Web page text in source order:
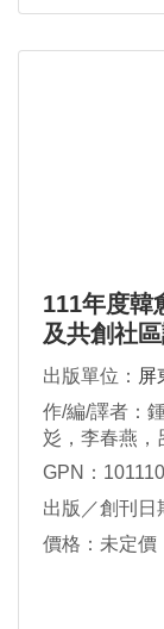
111年度韓
及共創社
出版單位： 屏
作/編/譯者：
彣，李春燕，
GPN：
出版／創刊日
價格：未定價